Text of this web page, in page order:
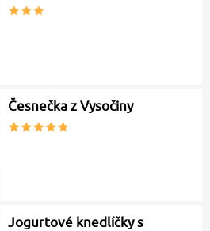
Česnečka z Vysočiny
Jogurtové knedlíčky s